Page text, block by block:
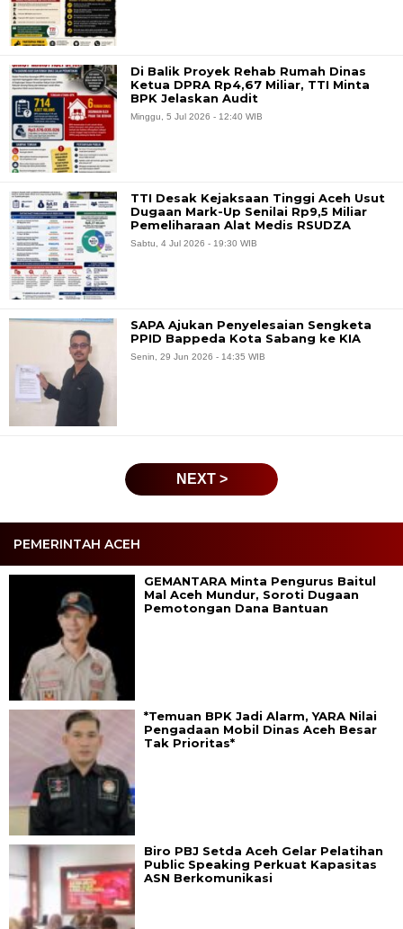
PEMERINTAH ACEH
GEMANTARA Minta Pengurus Baitul
Mal Aceh Mundur, Soroti Dugaan
Pemotongan Dana Bantuan
*Temuan BPK Jadi Alarm, YARA Nilai
Pengadaan Mobil Dinas Aceh Besar
Tak Prioritas*
Biro PBJ Setda Aceh Gelar Pelatihan
Public Speaking Perkuat Kapasitas
ASN Berkomunikasi
Di Balik Proyek Rehab Rumah Dinas
Ketua DPRA Rp4,67 Miliar, TTI Minta
BPK Jelaskan Audit
Minggu, 5 Jul 2026 - 12:40 WIB
TTI Desak Kejaksaan Tinggi Aceh Usut
Dugaan Mark-Up Senilai Rp9,5 Miliar
Pemeliharaan Alat Medis RSUDZA
Sabtu, 4 Jul 2026 - 19:30 WIB
SAPA Ajukan Penyelesaian Sengketa
PPID Bappeda Kota Sabang ke KIA
Senin, 29 Jun 2026 - 14:35 WIB
NEXT >